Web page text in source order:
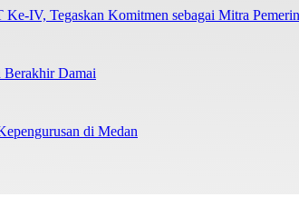
IV, Tegaskan Komitmen sebagai Mitra
Damai
di Medan